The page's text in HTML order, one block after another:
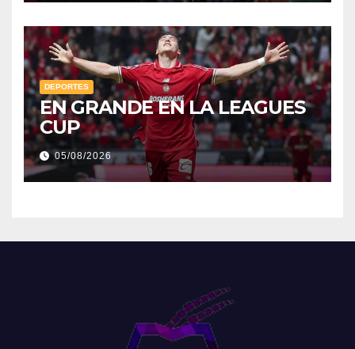
DEPORTES
EN GRANDE EN LA LEAGUES
CUP
05/08/2026